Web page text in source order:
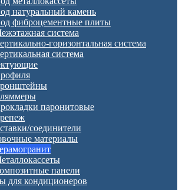
натуральный камень
фиброцементные плиты
система
горизонтальная система
система
паронитовые
соединители
материалы
панели
для кондиционеров